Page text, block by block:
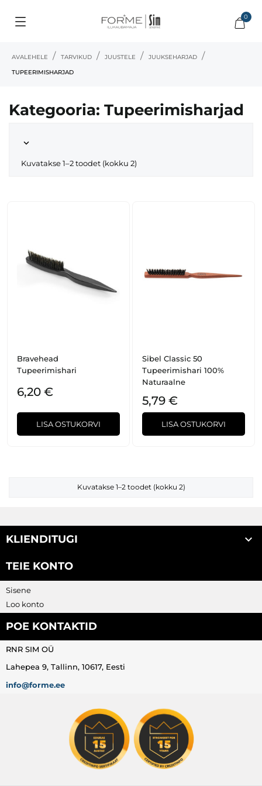
0
AVALEHELE TARVIKUD JUUSTELE
JUUKSEHARJAD
TUPEERIMISHARJAD
Kategooria: Tupeerimisharjad

Kuvatakse 1–2 toodet (kokku 2)
Bravehead
Tupeerimishari
6,20 €
LISA OSTUKORVI
Sibel Classic 50
Tupeerimishari 100%
Naturaalne
5,79 €
LISA OSTUKORVI
Kuvatakse 1–2 toodet (kokku 2)
KLIENDITUGI 
TEIE KONTO
Sisene
Loo konto
RNR SIM OÜ
Lahepea 9, Tallinn, 10617, Eesti
info@forme.ee
POE KONTAKTID